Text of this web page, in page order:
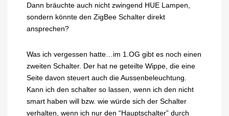
Dann bräuchte auch nicht zwingend HUE Lampen,
sondern könnte den ZigBee Schalter direkt
ansprechen?
Was ich vergessen hatte…im 1.OG gibt es noch einen
zweiten Schalter. Der hat ne geteilte Wippe, die eine
Seite davon steuert auch die Aussenbeleuchtung.
Kann ich den schalter so lassen, wenn ich den nicht
smart haben will bzw. wie würde sich der Schalter
verhalten, wenn ich nur den “Hauptschalter” durch